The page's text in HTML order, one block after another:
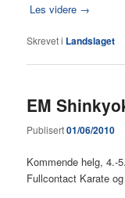
Les videre →
Skrevet i Landslaget
EM
Publisert01/06/2010
Kommende helg, 4.-
Fullcontact Karate